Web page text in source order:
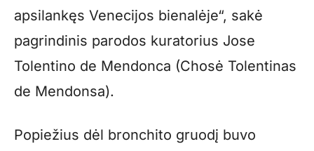
apsilankęs Venecijos bienalėje“, sakė
pagrindinis parodos kuratorius Jose
Tolentino de Mendonca (Chosė Tolentinas
de Mendonsa).
Popiežius dėl bronchito gruodį buvo